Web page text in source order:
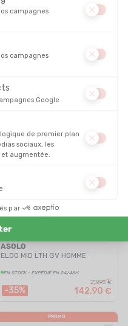
189,95 €
ASOLO
ELDO MID LTH GV HOMME
EN STOCK - EXPÉDIÉ EN 24/48H
-35%
219,95 €
142,90 €
PROMO